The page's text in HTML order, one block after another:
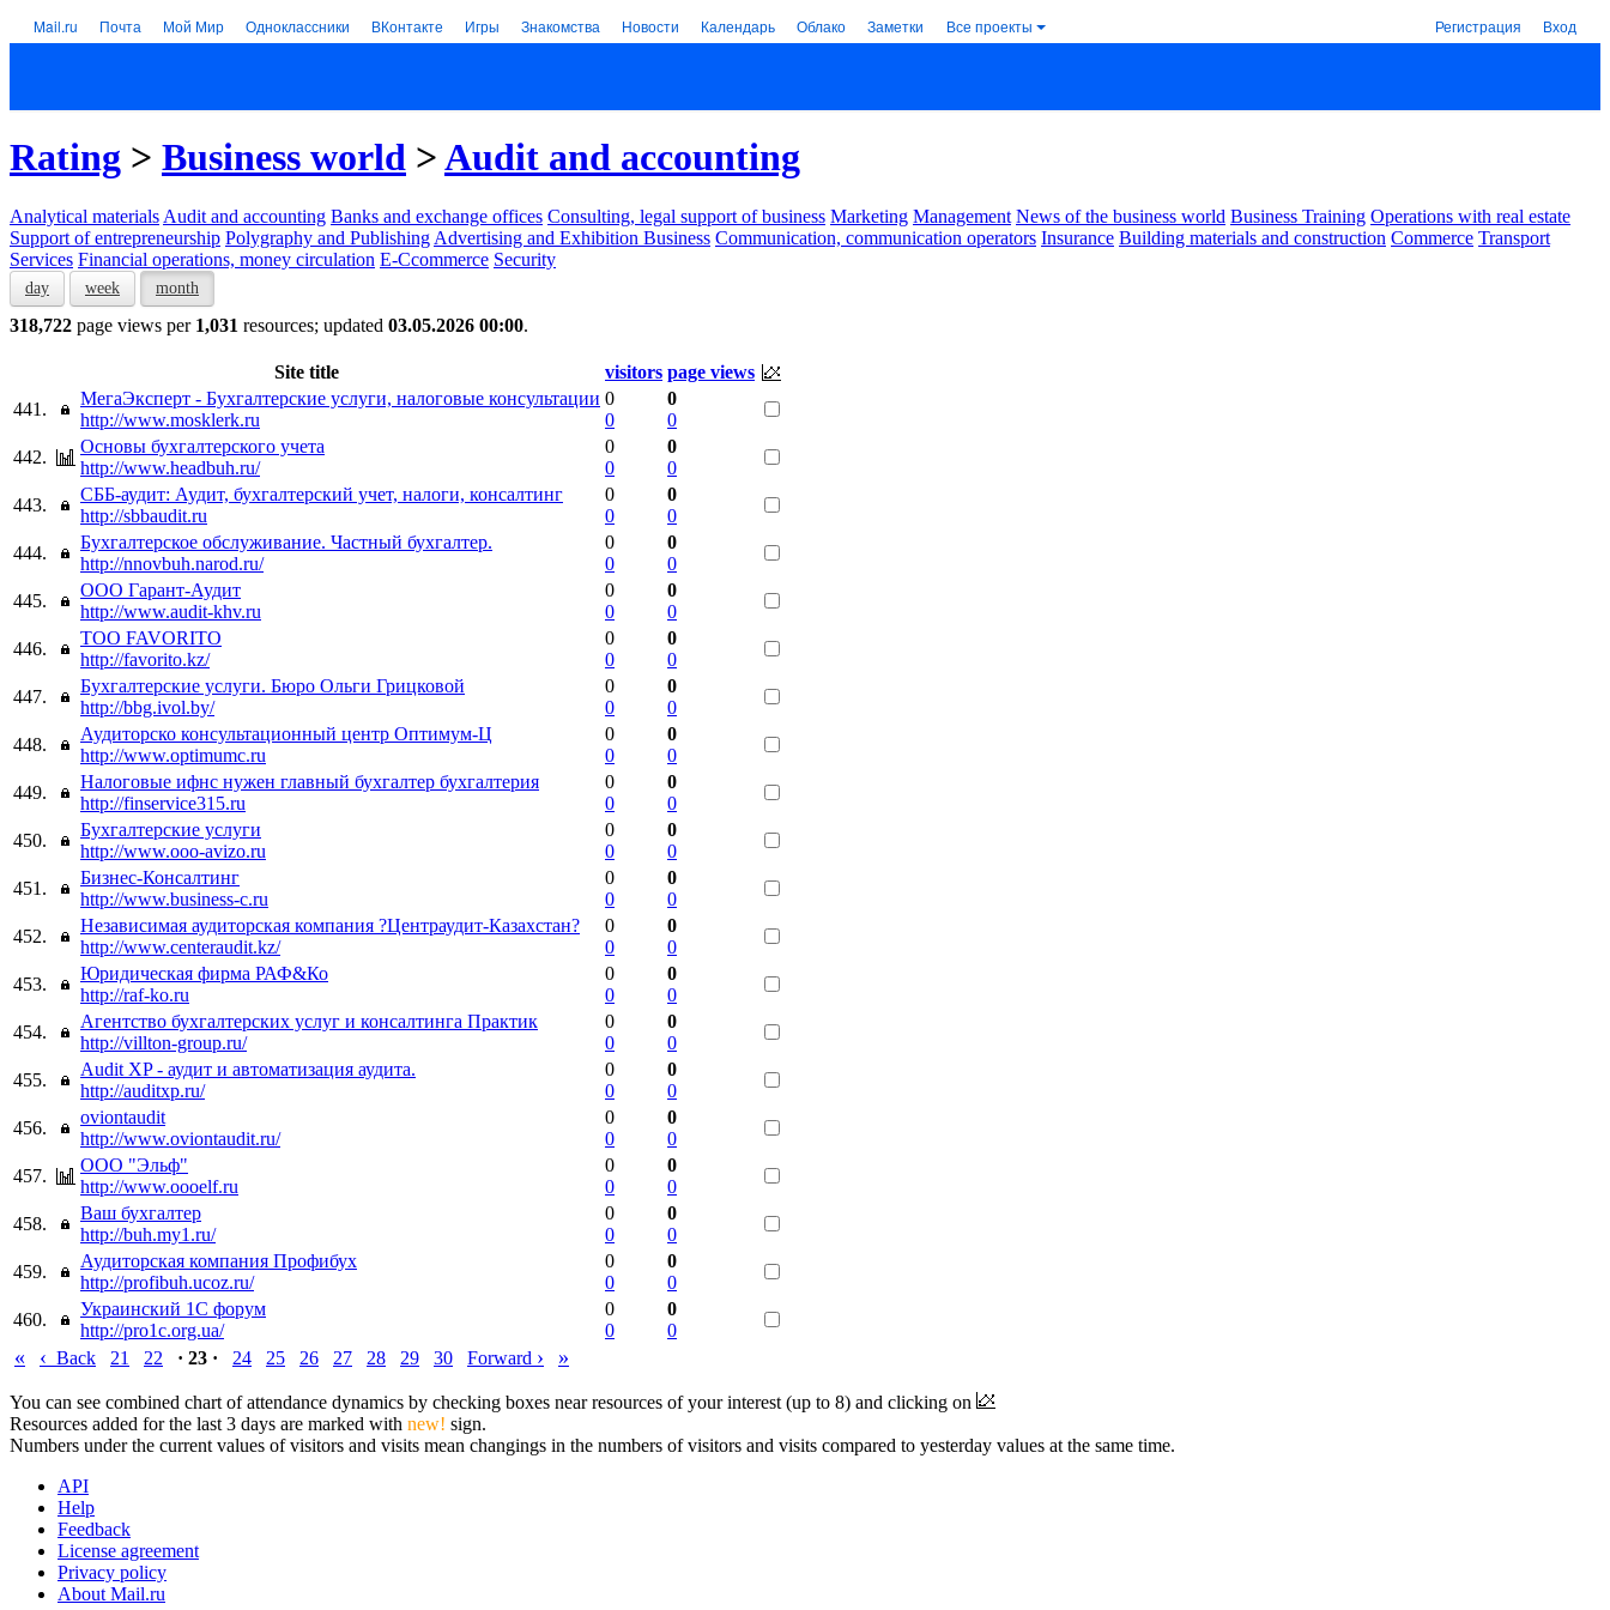
Mail.ru Почта Мой Мир Одноклассники ВКонтакте Игры Знакомства Новости Календарь Облако Заметки Все проекты Регистрация Вход
Rating > Business world >Audit and accounting
Analytical materials Audit and accounting Banks and exchange offices Consulting, legal support of business Marketing Management News of the business world Business Training Operations with real estate
Support of entrepreneurship Polygraphy and Publishing Advertising and Exhibition Business Communication, communication operators Insurance Building materials and construction Commerce Transport
Services Financial operations, money circulation E-Ccommerce Security
day week month
318,722 page views per 1,031 resources; updated 03.05.2026 00:00.
Site title visitors page views
441.
МегаЭксперт - Бухгалтерские услуги, налоговые консультации
http://www.mosklerk.ru
0
0
0
0
442.
Основы бухгалтерского учета
http://www.headbuh.ru/
0
0
0
0
443.
СББ-аудит: Аудит, бухгалтерский учет, налоги, консалтинг
http://sbbaudit.ru
0
0
0
0
444.
Бухгалтерское обслуживание. Частный бухгалтер.
http://nnovbuh.narod.ru/
0
0
0
0
445.
ООО Гарант-Аудит
http://www.audit-khv.ru
0
0
0
0
446.
TОО FAVORITO
http://favorito.kz/
0
0
0
0
447.
Бухгалтерские услуги. Бюро Ольги Грицковой
http://bbg.ivol.by/
0
0
0
0
448.
Аудиторско консультационный центр Оптимум-Ц
http://www.optimumc.ru
0
0
0
0
449.
Налоговые ифнс нужен главный бухгалтер бухгалтерия
http://finservice315.ru
0
0
0
0
450.
Бухгалтерские услуги
http://www.ooo-avizo.ru
0
0
0
0
451.
Бизнес-Консалтинг
http://www.business-c.ru
0
0
0
0
452.
Независимая аудиторская компания ?Центраудит-Казахстан?
http://www.centeraudit.kz/
0
0
0
0
453.
Юридическая фирма РАФ&Ко
http://raf-ko.ru
0
0
0
0
454.
Агентство бухгалтерских услуг и консалтинга Практик
http://villton-group.ru/
0
0
0
0
455.
Audit XP - аудит и автоматизация аудита.
http://auditxp.ru/
0
0
0
0
456.
oviontaudit
http://www.oviontaudit.ru/
0
0
0
0
457.
ООО "Эльф"
http://www.oooelf.ru
0
0
0
0
458.
Ваш бухгалтер
http://buh.my1.ru/
0
0
0
0
459.
Аудиторская компания Профибух
http://profibuh.ucoz.ru/
0
0
0
0
460.
Украинский 1С форум
http://pro1c.org.ua/
0
0
0
0
« ‹ Back 21 22 · 23 · 24 25 26 27 28 29 30 Forward › »
You can see combined chart of attendance dynamics by checking boxes near resources of your interest (up to 8) and clicking on
Resources added for the last 3 days are marked with new! sign.
Numbers under the current values of visitors and visits mean changings in the numbers of visitors and visits compared to yesterday values at the same time.
API
Help
Feedback
License agreement
Privacy policy
About Mail.ru